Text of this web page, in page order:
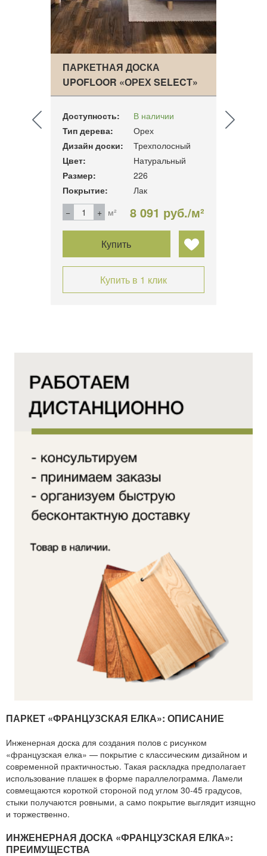
ПАРКЕТНАЯ ДОСКА
UPOFLOOR «ОРЕХ SELECT»
Доступность:
В наличии
Тип дерева:
Орех
Дизайн доски:
Трехполосный
Цвет:
Натуральный
Размер:
226
Покрытие:
Лак
м²
8 091 руб./м²
Купить
Купить в 1 клик
ПАРКЕТ «ФРАНЦУЗСКАЯ ЕЛКА»: ОПИСАНИЕ
Инженерная доска для создания полов с рисунком
«французская елка» — покрытие с классическим дизайном и
современной практичностью. Такая раскладка предполагает
использование плашек в форме параллелограмма. Ламели
совмещаются короткой стороной под углом 30-45 градусов,
стыки получаются ровными, а само покрытие выглядит изящно
и торжественно.
ИНЖЕНЕРНАЯ ДОСКА «ФРАНЦУЗСКАЯ ЕЛКА»:
ПРЕИМУЩЕСТВА